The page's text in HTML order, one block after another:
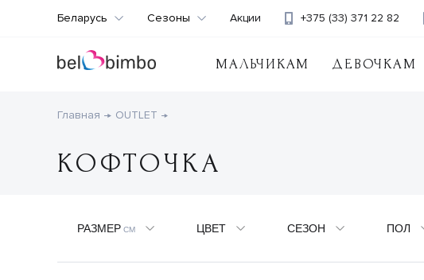
МАЛЬЧИКАМ ДЕВОЧКАМ
+375 (33) 371 22 82
Беларусь Сезоны Акции
Главная OUTLET
КОФТОЧКА
РАЗМЕР СМ ЦВЕТ СЕЗОН ПОЛ